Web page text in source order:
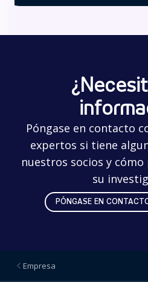
Póngase en contacto
expertos si tiene
nuestros socios y
su
PÓNGASE EN
Empresa